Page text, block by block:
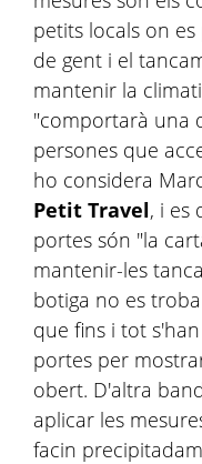
petits locals on
de gent i el
mantenir la
"comportarà una
persones que
ho considera
Petit Travel, i es
portes són "la
mantenir-les
botiga no es
que fins i tot
portes per
obert. D'altra
aplicar les
facin